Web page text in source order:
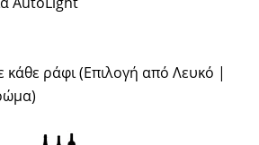
κάθε ράφι (Επιλογή από Λευκό |